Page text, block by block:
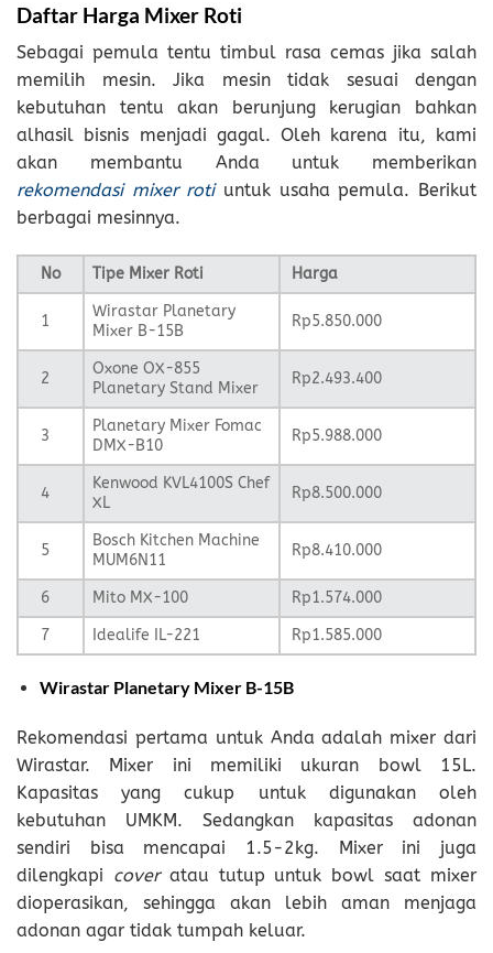
Daftar Harga Mixer Roti
Sebagai pemula tentu timbul rasa cemas jika salah
memilih mesin. Jika mesin tidak sesuai dengan
kebutuhan tentu akan berunjung kerugian bahkan
alhasil bisnis menjadi gagal. Oleh karena itu, kami
akan membantu Anda untuk memberikan
rekomendasi mixer rotiuntuk usaha pemula. Berikut
berbagai mesinnya.
No Tipe Mixer Roti Harga
1
Wirastar Planetary
Mixer B-15B
Rp5.850.000
2
Oxone OX-855
Planetary Stand Mixer
Rp2.493.400
3
Planetary Mixer Fomac
DMX-B10
Rp5.988.000
4
Kenwood KVL4100S Chef
XL
Rp8.500.000
5
Bosch Kitchen Machine
MUM6N11
Rp8.410.000
6 Mito MX-100
Rp1.574.000
7
Idealife IL-221 Rp1.585.000
Wirastar Planetary Mixer B-15B
Rekomendasi pertama untuk Anda adalah mixer dari
Wirastar. Mixer ini memiliki ukuran bowl 15L.
Kapasitas yang cukup untuk digunakan oleh
kebutuhan UMKM. Sedangkan kapasitas adonan
sendiri bisa mencapai 1.5-2kg. Mixer ini juga
dilengkapi cover atau tutup untuk bowl saat mixer
dioperasikan, sehingga akan lebih aman menjaga
adonan agar tidak tumpah keluar.